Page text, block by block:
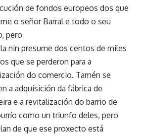
de fondos europeos dos que
o señor Barral e todo o seu
pero
nin presume dos centos de miles
que se perderon para a
do comercio. Tamén se
a adquisición da fábrica de
e a revitalización do barrio de
como un triunfo deles, pero
de que ese proxecto está